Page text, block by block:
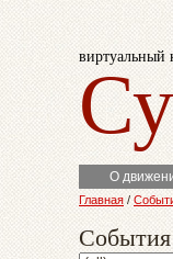
виртуальный
О
Главная /
События